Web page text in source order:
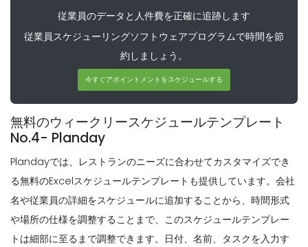
Michelle Jaco Oct 12, 2020
Scheduling
レストラン
Michelle Jaco Oct 12, 2020
優れた従業員スケジュールテンプレート
Michelle Jaco Oct 12, 2020
Scheduling
Michelle Jaco Oct 12, 2020
Scheduling
柔軟な作業スケジュールの長所雇用主は、
従業員が柔軟な時間を働くことを許可
Michelle Jaco Oct 12, 2020
Scheduling
最も一般的な従業員のスケジューリングの
競合
従業員のデータと人件費を正確に追跡します
従業員スケジューリングソフトウェアプログラムで時間を節
約しましょう。
今すぐアポイントメントをスケジュールする
無料のウィークリースケジュールテンプレート
No.4- Planday
Plandayでは、レストランのニーズに合わせてカスタマイズでき
る無料のExcelスケジュールテンプレートも提供しています。会社
名や従業員の詳細をスケジュールに追加することから、時間形式
や場所の仕様を調整することまで、このスケジュールテンプレー
トは細部に至るまで調整できます。日付、名前、タスクを入力す